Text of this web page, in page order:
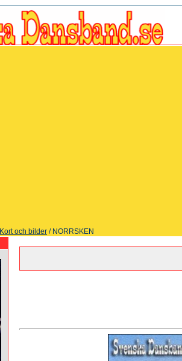
Kort och bilder / NORRSKEN